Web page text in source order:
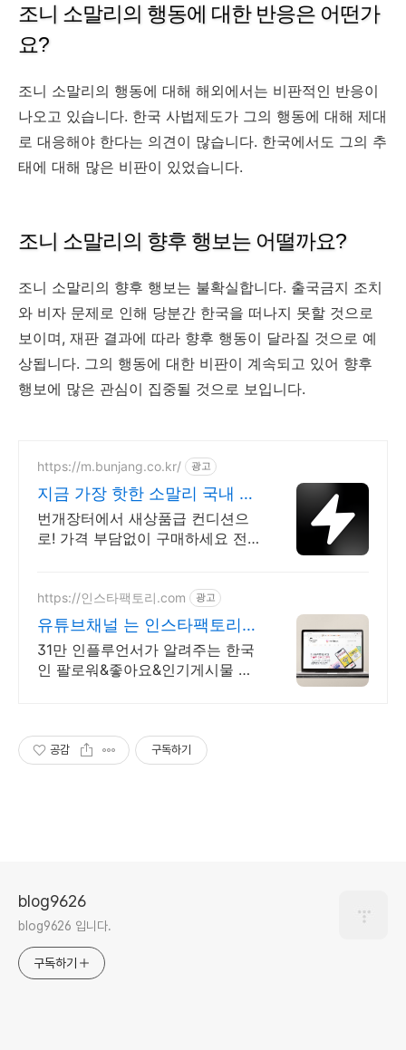
조니 소말리의 행동에 대한 반응은 어떤가
요?
조니 소말리의 행동에 대해 해외에서는 비판적인 반응이
나오고 있습니다. 한국 사법제도가 그의 행동에 대해 제대
로 대응해야 한다는 의견이 많습니다. 한국에서도 그의 추
태에 대해 많은 비판이 있었습니다.
조니 소말리의 향후 행보는 어떨까요?
조니 소말리의 향후 행보는 불확실합니다. 출국금지 조치
와 비자 문제로 인해 당분간 한국을 떠나지 못할 것으로
보이며, 재판 결과에 따라 향후 행동이 달라질 것으로 예
상됩니다. 그의 행동에 대한 비판이 계속되고 있어 향후
행보에 많은 관심이 집중될 것으로 보입니다.
https://m.bunjang.co.kr/ 광고
지금 가장 핫한 소말리 국내 최
대 브랜드 중고거래
번개장터에서 새상품급 컨디션으
로! 가격 부담없이 구매하세요 전
품 업로드
https://인스타팩토리.com 광고
유튜브채널 는 인스타팩토리
실제 한국인 증가 서비스
31만 인플루언서가 알려주는 한국
인 팔로워&좋아요&인기게시물 노
공감 구독하기
blog9626
blog9626 입니다.
구독하기